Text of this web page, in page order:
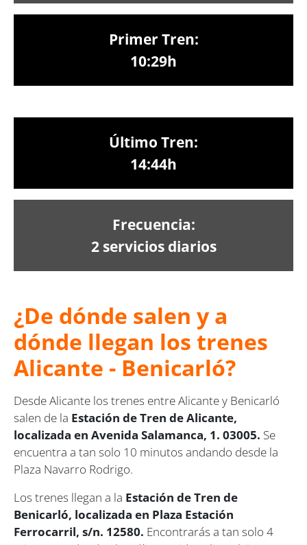
Primer Tren:
10:29h
Último Tren:
14:44h
Frecuencia:
2 servicios diarios
¿De dónde salen y a
dónde llegan los trenes
Alicante - Benicarló?
Desde Alicante los trenes entre Alicante y Benicarló
salen de la Estación de Tren de Alicante,
localizada en Avenida Salamanca, 1. 03005. Se
encuentra a tan solo 10 minutos andando desde la
Plaza Navarro Rodrigo.
Los trenes llegan a la Estación de Tren de
Benicarló, localizada en Plaza Estación
Ferrocarril, s/n. 12580. Encontrarás a tan solo 4